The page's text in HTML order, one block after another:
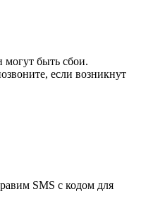
могут быть сбои.
если возникнут
SMS с кодом для